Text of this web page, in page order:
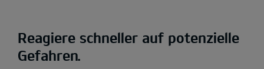
Reagiere schneller auf potenzielle
Gefahren.